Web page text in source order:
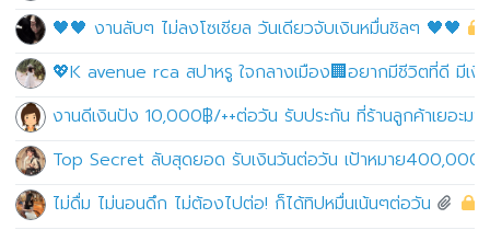
🖤🖤 งานลับๆ ไม่ลงโซเชียล วันเดียวจับเงินหมื่นชิลๆ 🖤🖤
💖K avenue rca สปาหรู ใจกลางเมือง🏢อยากมีชีวิตที่ดี มีเงิ
งานดีเงินปัง 10,000฿/++ต่อวัน รับประกัน ที่ร้านลูกค้าเยอะมา
Top Secret ลับสุดยอด รับเงินวันต่อวัน เป้าหมาย400,000
ไม่ดื่ม ไม่นอนดึก ไม่ต้องไปต่อ! ก็ได้ทิปหมื่นเน้นๆต่อวัน